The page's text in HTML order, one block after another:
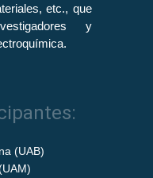
etc., que
y
(UAB)